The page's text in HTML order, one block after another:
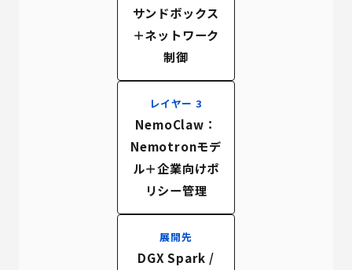
サンドボックス
＋ネットワーク
制御
レイヤー 3
NemoClaw：
Nemotronモデ
ル＋企業向けポ
リシー管理
展開先
DGX Spark /